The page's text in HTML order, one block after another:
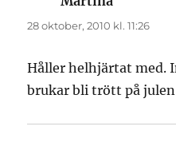
28 oktober, 2010 kl. 11:26
Håller helhjärtat med.
brukar bli trött på